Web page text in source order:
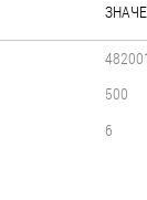
500
6